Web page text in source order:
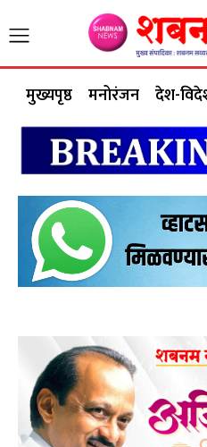
मुख्यपृष्ठ मनोरंजन देश-